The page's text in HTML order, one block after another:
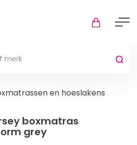
en hoeslakens
boxmatras
grey